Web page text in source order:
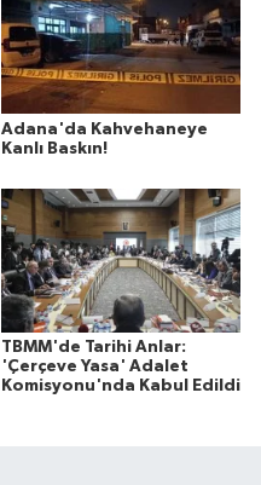
Adana'da Kahvehaneye
Kanlı Baskın!
TBMM'de Tarihi Anlar:
'Çerçeve Yasa' Adalet
Komisyonu'nda Kabul Edildi